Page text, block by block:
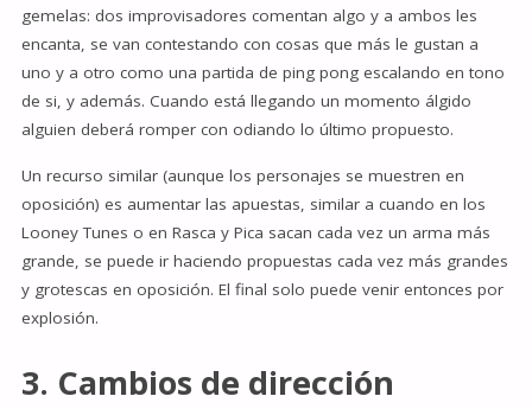
gemelas: dos improvisadores comentan algo y a ambos les
encanta, se van contestando con cosas que más le gustan a
uno y a otro como una partida de ping pong escalando en tono
de si, y además. Cuando está llegando un momento álgido
alguien deberá romper con odiando lo último propuesto.
Un recurso similar (aunque los personajes se muestren en
oposición) es aumentar las apuestas, similar a cuando en los
Looney Tunes o en Rasca y Pica sacan cada vez un arma más
grande, se puede ir haciendo propuestas cada vez más grandes
y grotescas en oposición. El final solo puede venir entonces por
explosión.
3. Cambios de dirección